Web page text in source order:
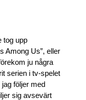
tog upp
Among Us”, eller
ju några
serien i tv-spelet
följer med
sig avsevärt